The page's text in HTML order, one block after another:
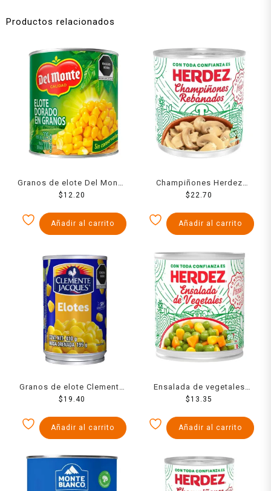
Productos relacionados
Granos de elote Del Monte
dorados 225 g
$12.20
Añadir al carrito
Champiñones Herdez
rebanados 186 g
$ 22.70
Añadir al carrito
Granos de elote Clemente
Jacques 410 g
$19.40
Añadir al carrito
Ensalada de vegetales
Herdez 220 g
$13.35
Añadir al carrito